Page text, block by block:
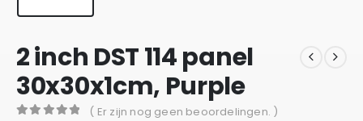
2 inch DST 114 panel
30x30x1cm, Purple
( Er zijn nog geen beoordelingen. )